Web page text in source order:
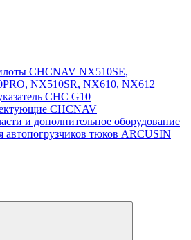
CHCNAV NX510SE,
NX510SR, NX610, NX612
CHC G10
CHCNAV
и дополнительное оборудование
автопогрузчиков тюков ARCUSIN